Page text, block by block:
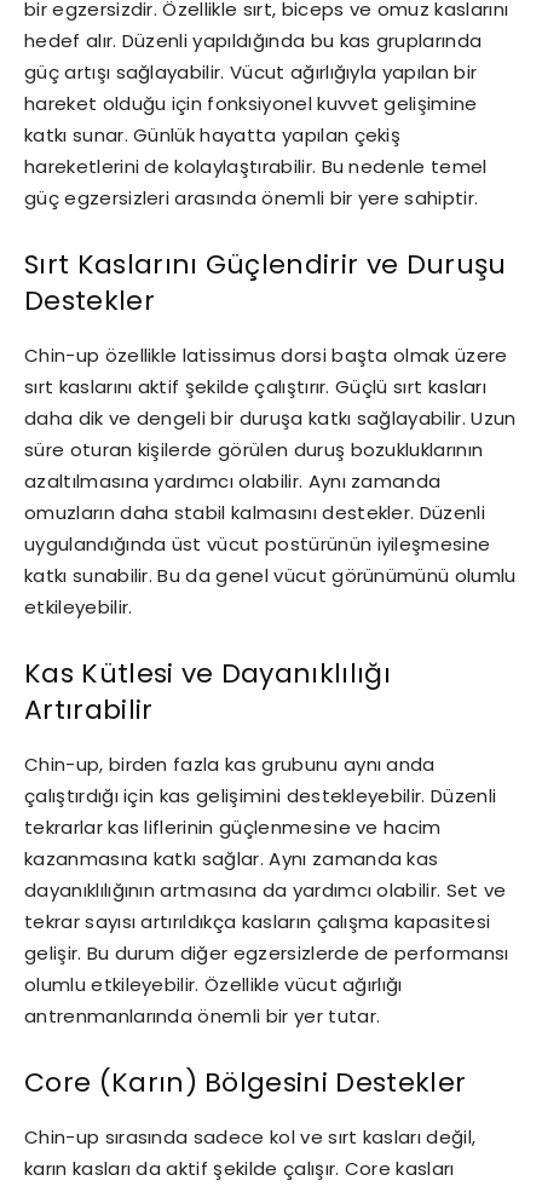
bir egzersizdir. Özellikle sırt, biceps ve omuz kaslarını
hedef alır. Düzenli yapıldığında bu kas gruplarında
güç artışı sağlayabilir. Vücut ağırlığıyla yapılan bir
hareket olduğu için fonksiyonel kuvvet gelişimine
katkı sunar. Günlük hayatta yapılan çekiş
hareketlerini de kolaylaştırabilir. Bu nedenle temel
güç egzersizleri arasında önemli bir yere sahiptir.
Sırt Kaslarını Güçlendirir ve Duruşu
Destekler
Chin-up özellikle latissimus dorsi başta olmak üzere
sırt kaslarını aktif şekilde çalıştırır. Güçlü sırt kasları
daha dik ve dengeli bir duruşa katkı sağlayabilir. Uzun
süre oturan kişilerde görülen duruş bozukluklarının
azaltılmasına yardımcı olabilir. Aynı zamanda
omuzların daha stabil kalmasını destekler. Düzenli
uygulandığında üst vücut postürünün iyileşmesine
katkı sunabilir. Bu da genel vücut görünümünü olumlu
etkileyebilir.
Kas Kütlesi ve Dayanıklılığı
Artırabilir
Chin-up, birden fazla kas grubunu aynı anda
çalıştırdığı için kas gelişimini destekleyebilir. Düzenli
tekrarlar kas liflerinin güçlenmesine ve hacim
kazanmasına katkı sağlar. Aynı zamanda kas
dayanıklılığının artmasına da yardımcı olabilir. Set ve
tekrar sayısı artırıldıkça kasların çalışma kapasitesi
gelişir. Bu durum diğer egzersizlerde de performansı
olumlu etkileyebilir. Özellikle vücut ağırlığı
antrenmanlarında önemli bir yer tutar.
Core (Karın) Bölgesini Destekler
Chin-up sırasında sadece kol ve sırt kasları değil,
karın kasları da aktif şekilde çalışır. Core kasları